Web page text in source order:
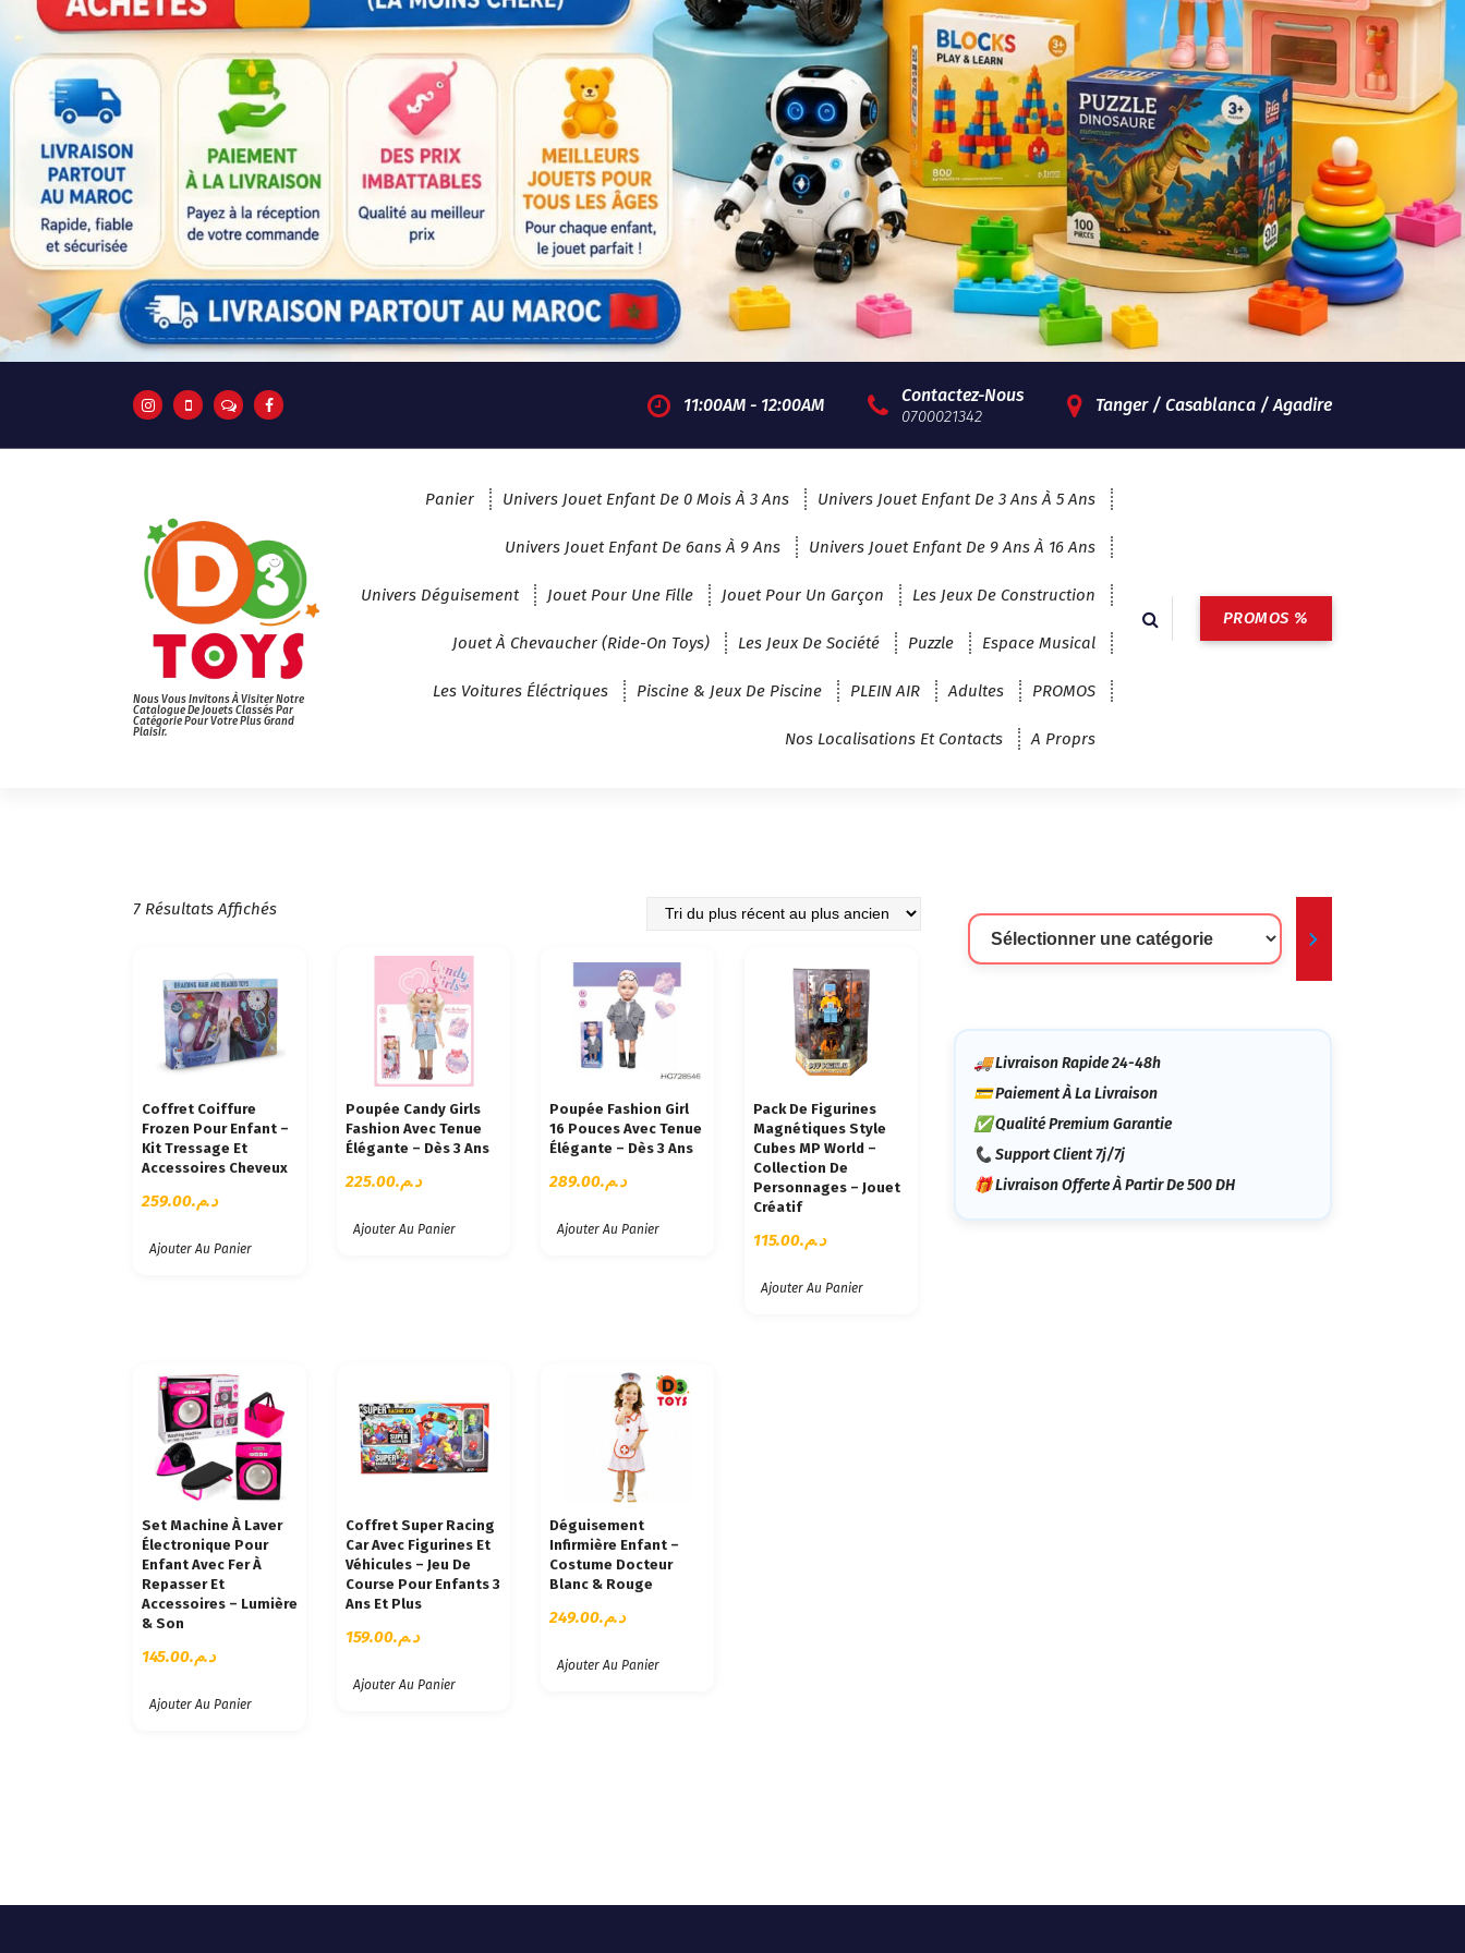
11:00AM - 12:00AM Contactez-Nous
0700021342
Tanger / Casablanca / Agadire
Nous Vous Invitons À Visiter Notre
Catalogue De Jouets Classés Par
Catégorie Pour Votre Plus Grand
Plaisir.
Panier Univers Jouet Enfant De 0 Mois À 3 Ans Univers Jouet Enfant De 3 Ans À 5 Ans
Univers Jouet Enfant De 6ans À 9 Ans Univers Jouet Enfant De 9 Ans À 16 Ans
Univers Déguisement Jouet Pour Une Fille Jouet Pour Un Garçon Les Jeux De Construction
Jouet À Chevaucher (Ride-On Toys) Les Jeux De Société Puzzle Espace Musical
Les Voitures Éléctriques Piscine & Jeux De Piscine PLEIN AIR Adultes PROMOS
Nos Localisations Et Contacts A Proprs
PROMOS %
7 Résultats AffichésT
É
D
U
P
S
É
S
A
N
C
I
E
Coffret Coiffure
Frozen Pour Enfant –
Kit Tressage Et
Accessoires Cheveux
د.م.259.00
Ajouter Au Panier
Poupée Candy Girls
Fashion Avec Tenue
Élégante – Dès 3 Ans
د.م.225.00
Ajouter Au Panier
Poupée Fashion Girl
16 Pouces Avec Tenue
Élégante – Dès 3 Ans
د.م.289.00
Ajouter Au Panier
Pack De Figurines
Magnétiques Style
Cubes MP World –
Collection De
Personnages – Jouet
Créatif
د.م.115.00
Ajouter Au Panier
Set Machine À Laver
Électronique Pour
Enfant Avec Fer À
Repasser Et
Accessoires – Lumière
& Son
د.م.145.00
Ajouter Au Panier
Coffret Super Racing
Car Avec Figurines Et
Véhicules – Jeu De
Course Pour Enfants 3
Ans Et Plus
د.م.159.00
Ajouter Au Panier
Déguisement
Infirmière Enfant –
Costume Docteur
Blanc & Rouge
د.م.249.00
Ajouter Au Panier
Sélectionner
Une
🚚 Livraison Rapide 24-48h
💳 Paiement À La Livraison
✅ Qualité Premium Garantie
📞 Support Client 7j/7j
🎁 Livraison Offerte À Partir De 500 DH